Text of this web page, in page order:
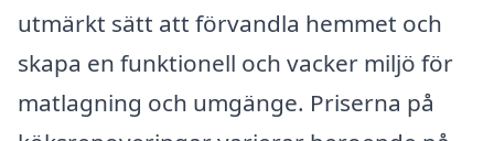
utmärkt sätt att förvandla hemmet och
skapa en funktionell och vacker miljö för
matlagning och umgänge. Priserna på